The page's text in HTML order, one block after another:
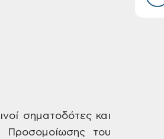
σηματοδότες και
Προσομοίωσηςτου